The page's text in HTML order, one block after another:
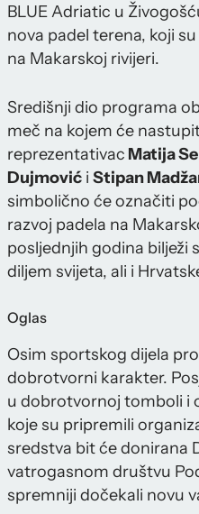
BLUE Adriatic u
nova padel terena, koji
na Makarskoj rivijeri.
Središnji dio programa
meč na kojem će
reprezentativac Matija
Dujmović i Stipan
simbolično će označiti
razvoj padela na
posljednjih godina bilježi
diljem svijeta, ali i
Oglas
Osim sportskog dijela
dobrotvorni karakter.
u dobrotvornoj tomboli i
koje su pripremili
sredstva bit će donirana
vatrogasnom društvu
spremniji dočekali novu